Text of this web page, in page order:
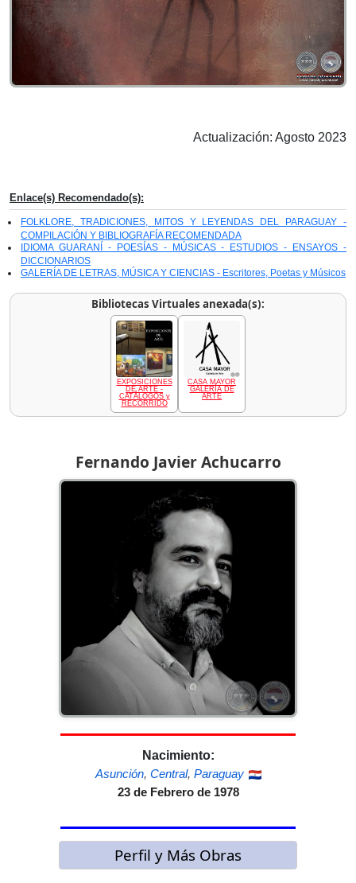
Fernando Javier Achucarro
Nacimiento:
Asunción, Central, Paraguay
23 de Febrero de 1978
Perfil y Más Obras
Actualización: Agosto 2023
Enlace(s) Recomendado(s):
FOLKLORE, TRADICIONES, MITOS Y LEYENDAS DEL PARAGUAY -
COMPILACIÓN Y BIBLIOGRAFÍA RECOMENDADA
IDIOMA GUARANÍ - POESÍAS - MÚSICAS - ESTUDIOS - ENSAYOS -
DICCIONARIOS
GALERÍA DE LETRAS, MÚSICA Y CIENCIAS - Escritores, Poetas y Músicos
Bibliotecas Virtuales anexada(s):
EXPOSICIONES
DE ARTE -
CATÁLOGOS y
RECORRIDO
CASA MAYOR
GALERÍA DE
ARTE